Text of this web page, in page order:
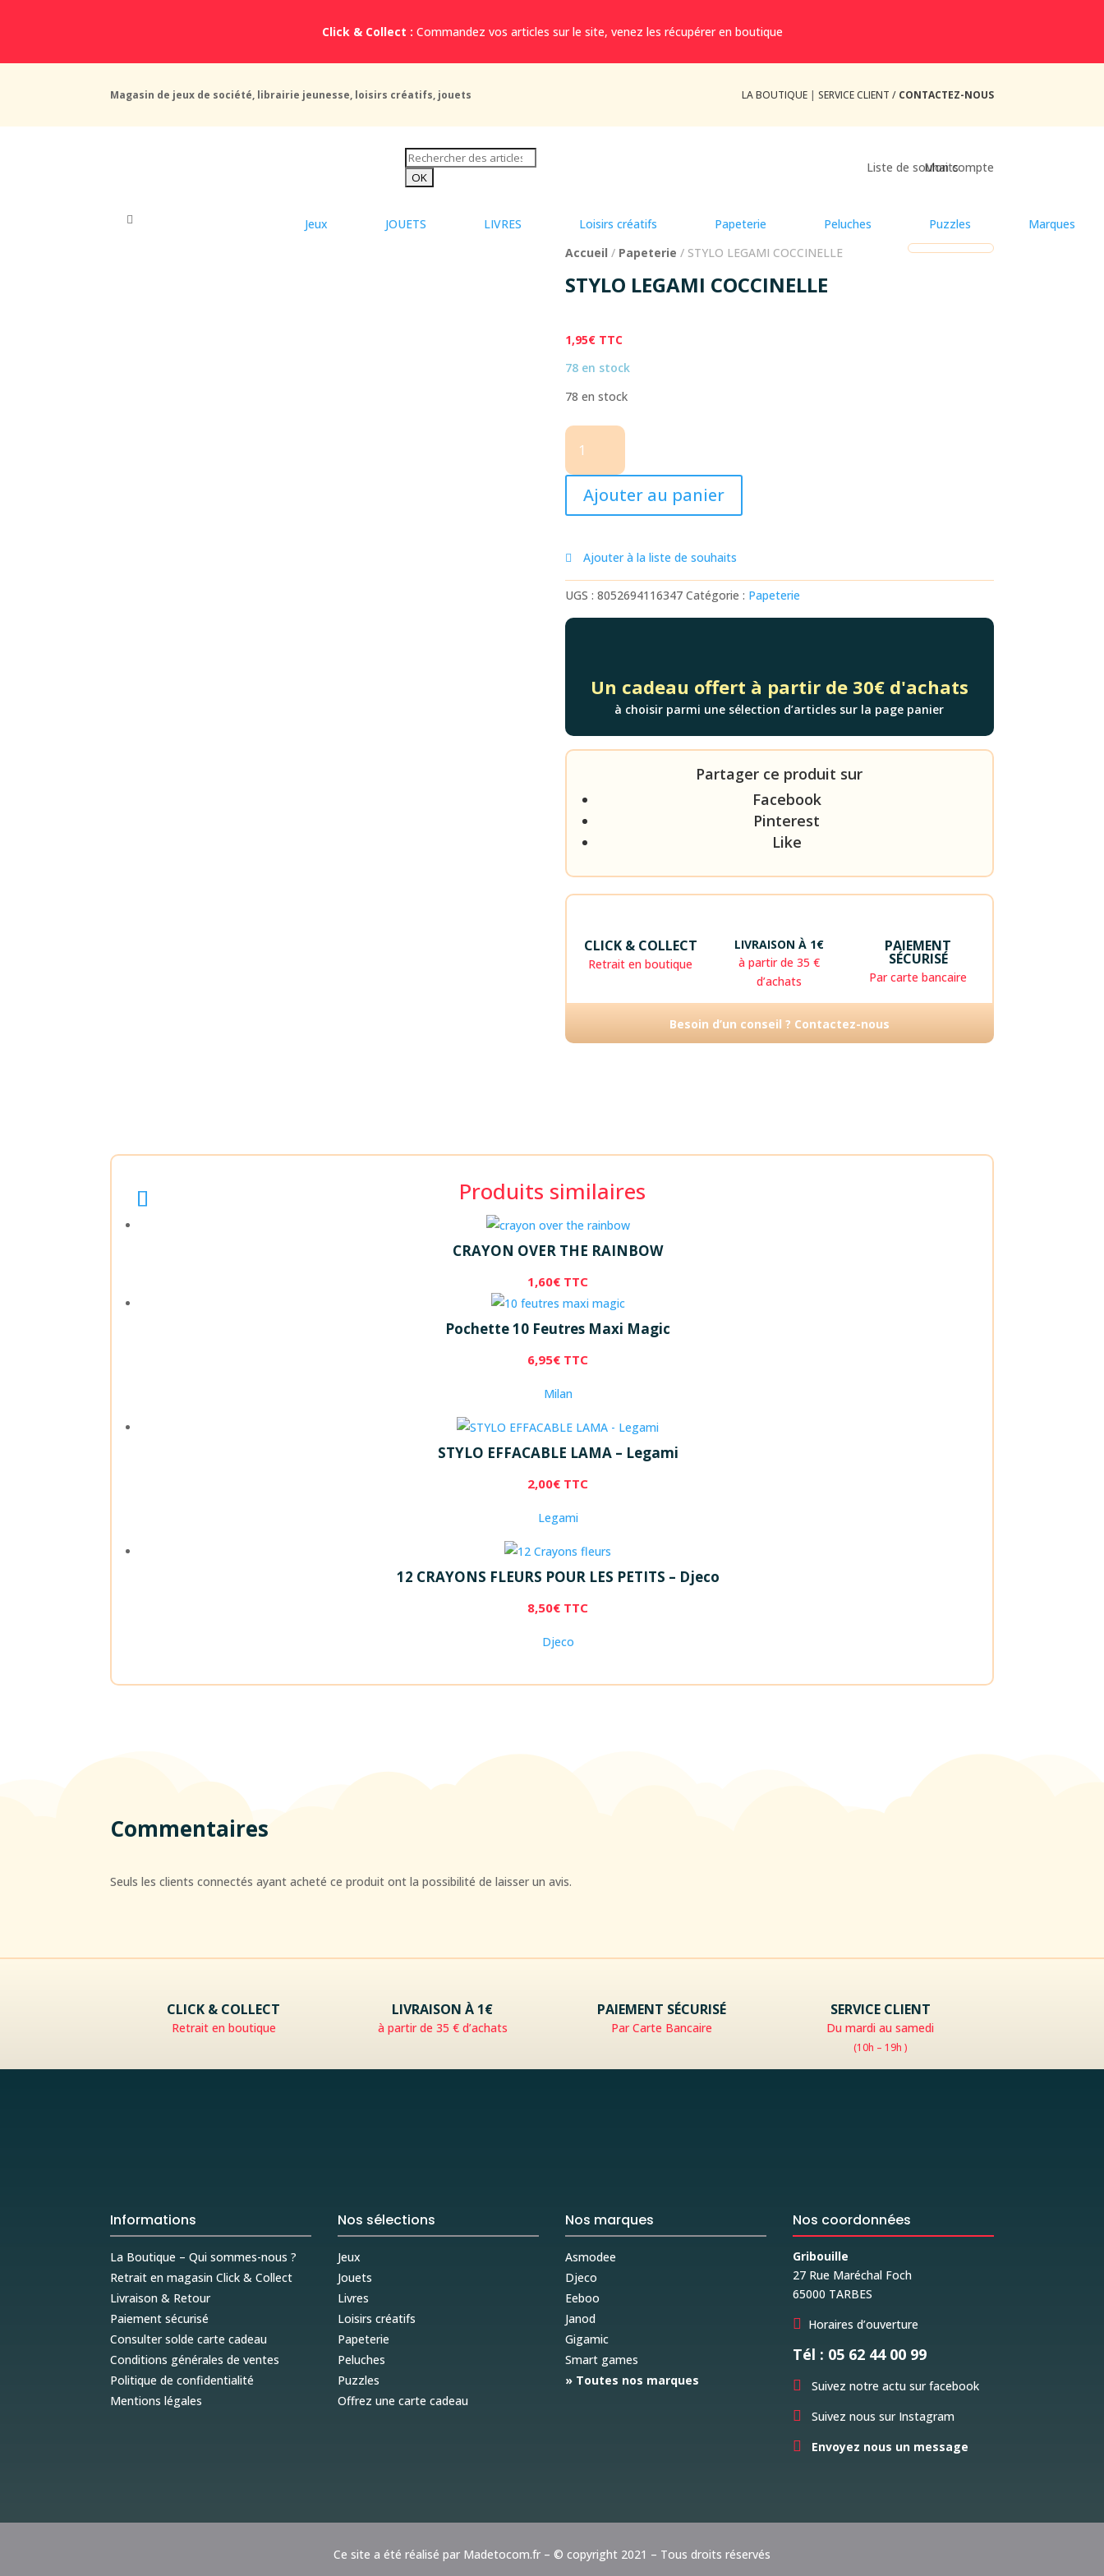
Click & Collect : Commandez vos articles sur le site, venez les récupérer en boutique
Magasin de jeux de société, librairie jeunesse, loisirs créatifs, jouets LA BOUTIQUE| SERVICE CLIENT / CONTACTEZ-NOUS
Liste de souhaitsMon compte
Jeux JOUETS LIVRES Loisirs créatifs Papeterie Peluches Puzzles
Marques
Accueil / Papeterie / STYLO LEGAMI COCCINELLE
STYLO LEGAMI COCCINELLE
1,95€ TTC
78 en stock
78 en stock
quantité
STYLO
LEGAMI
COCCINELLE
Ajouter au panier
Ajouter à la liste de souhaits
UGS :8052694116347 Catégorie : Papeterie
Un cadeau offert à partir de 30€ d'achats
à choisir parmi une sélection d’articles sur la page panier
Partager ce produit sur
Facebook
Pinterest
Like
CLICK & COLLECT
Retrait en boutique
LIVRAISON À 1€
à partir de 35 €
d’achats
PAIEMENT
SÉCURISÉ
Par carte bancaire
Besoin d’un conseil ? Contactez-nous
Produits similaires
CRAYON OVER THE RAINBOW
1,60€ TTC
Pochette 10 Feutres Maxi Magic
6,95€ TTC
Milan
STYLO EFFACABLE LAMA – Legami
2,00€ TTC
Legami
12 CRAYONS FLEURS POUR LES PETITS – Djeco
8,50€ TTC
Djeco
Commentaires
Seuls les clients connectés ayant acheté ce produit ont la possibilité de laisser un avis.
CLICK & COLLECT
Retrait en boutique
LIVRAISON À 1€
à partir de 35 € d’achats
PAIEMENT SÉCURISÉ
Par Carte Bancaire
SERVICE CLIENT
Du mardi au samedi
(10h – 19h )
Informations
La Boutique – Qui sommes-nous ?
Retrait en magasin Click & Collect
Livraison & Retour
Paiement sécurisé
Consulter solde carte cadeau
Conditions générales de ventes
Politique de confidentialité
Mentions légales
Nos sélections
Jeux
Jouets
Livres
Loisirs créatifs
Papeterie
Peluches
Puzzles
Offrez une carte cadeau
Nos marques
Asmodee
Djeco
Eeboo
Janod
Gigamic
Smart games
» Toutes nos marques
Nos coordonnées
Gribouille
27 Rue Maréchal Foch
65000 TARBES
 Horaires d’ouverture
Tél : 05 62 44 00 99
 Suivez notre actu sur facebook
 Suivez nous sur Instagram
 Envoyez nous un message
Ce site a été réalisé par Madetocom.fr – © copyright 2021 – Tous droits réservés